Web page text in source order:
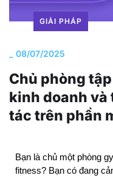
GIẢI PHÁP
08/07/2025
Chủ phòng
kinh doanh
tác trên phần
Bạn là chủ một phòng
fitness? Bạn có đang